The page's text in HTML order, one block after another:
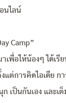
นไลน์
Camp”
พื่อให้น้องๆ ได้เรี
ต่การคิดไอเดีย ก
เป็นกันเอง และเ